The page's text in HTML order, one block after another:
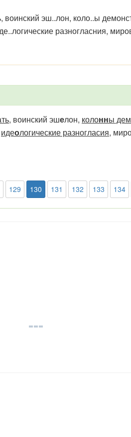
эш..лон, коло..ы
разногласния,
, воинский эшелон, колонны
идеологические разногласия,
129 130 131 132 133 134